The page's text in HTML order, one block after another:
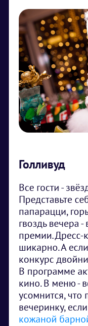
Голливуд
Все гости -
Представьте
папарацци,
гвоздь вечера
премии. Дресс-
шикарно. А
конкурс
В программе
кино. В меню -
усомнится,
вечеринку,
кожаной